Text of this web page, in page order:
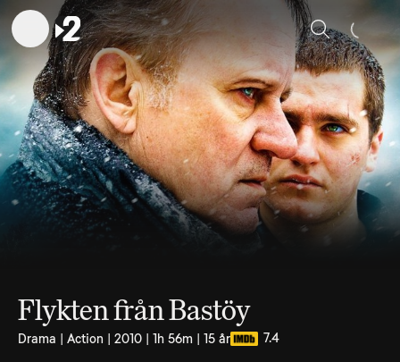
Sök
Flykten från Bastöy
Drama | Action | 2010 | 1h 56m | 15 år 7.4